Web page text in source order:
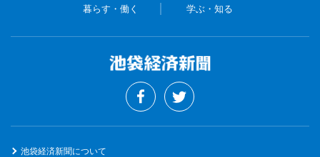
暮らす・働く 学ぶ・知る
池袋経済新聞について